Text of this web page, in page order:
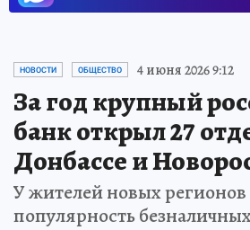
НОВОСТИ ОБЩЕСТВО 4 июня 2026 9:12
За год крупный
банк открыл 27
Донбассе и
У жителей новых регионов
популярность